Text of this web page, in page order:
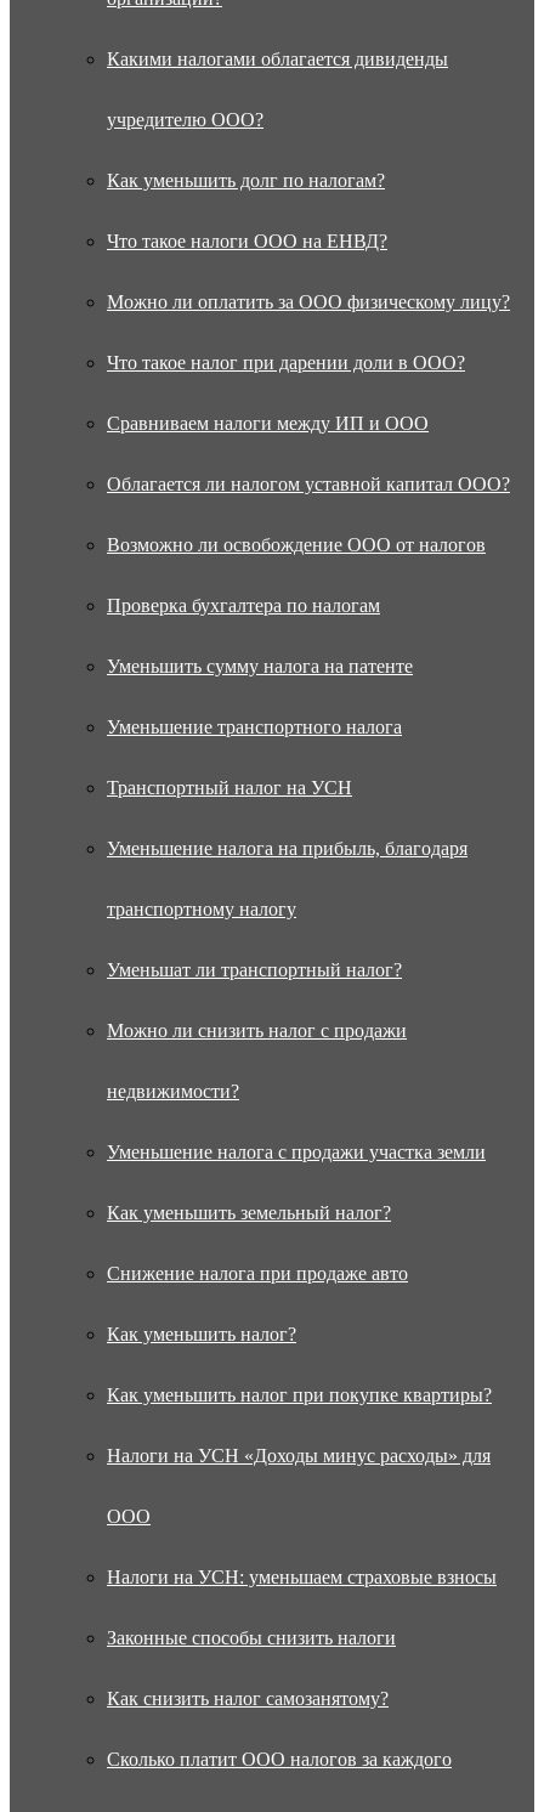
Какими налогами облагается дивиденды
учредителю ООО?
Как уменьшить долг по налогам?
Что такое налоги ООО на ЕНВД?
Можно ли оплатить за ООО физическому лицу?
Что такое налог при дарении доли в ООО?
Сравниваем налоги между ИП и ООО
Облагается ли налогом уставной капитал ООО?
Возможно ли освобождение ООО от налогов
Проверка бухгалтера по налогам
Уменьшить сумму налога на патенте
Уменьшение транспортного налога
Транспортный налог на УСН
Уменьшение налога на прибыль, благодаря
транспортному налогу
Уменьшат ли транспортный налог?
Можно ли снизить налог с продажи
недвижимости?
Уменьшение налога с продажи участка земли
Как уменьшить земельный налог?
Снижение налога при продаже авто
Как уменьшить налог?
Как уменьшить налог при покупке квартиры?
Налоги на УСН «Доходы минус расходы» для
ООО
Налоги на УСН: уменьшаем страховые взносы
Законные способы снизить налоги
Как снизить налог самозанятому?
Сколько платит ООО налогов за каждого